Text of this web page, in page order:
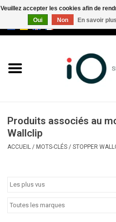
Marques
Appelez-nous au +32 3 353 67
Produits associés au
Wallclip
ACCUEIL / MOTS-CLÉS / STOPPER
Veuillez accepter les cookies afin de
Oui
Non En savoir